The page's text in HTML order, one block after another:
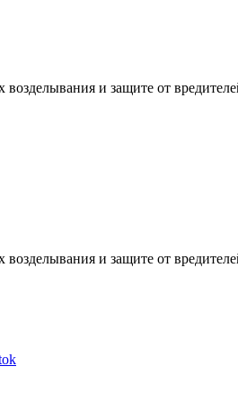
и защите от
и защите от